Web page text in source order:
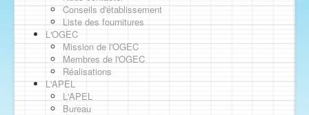
Conseils d'établissement
Liste des fournitures
L'OGEC
Mission de l'OGEC
Membres de l'OGEC
Réalisations
L'APEL
L'APEL
Bureau